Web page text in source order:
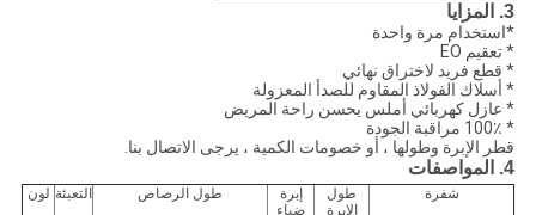
3. المزايا
*استخدام مرة واحدة
* تعقيم EO
* قطع فريد لاختراق نهائي
* أسلاك الفولاذ المقاوم للصدأ المعزولة
* عازل كهربائي أملس يحسن راحة المريض
* 100٪ مراقبة الجودة
قطر الإبرة وطولها ، أو خصومات الكمية ، يرجى الاتصال بنا.
4. المواصفات
شفرة
طول
الإبرة
إبرة
ضياء
طول الرصاص التعبئة لون